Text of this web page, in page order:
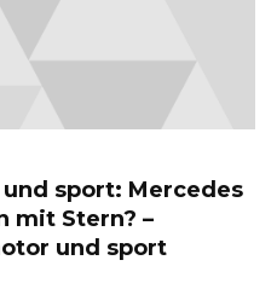
sport: Mercedes
mit Stern? –
und sport